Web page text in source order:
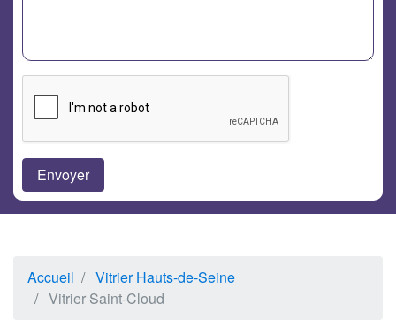
Accueil
Vitrier Hauts-de-Seine
Vitrier Saint-Cloud